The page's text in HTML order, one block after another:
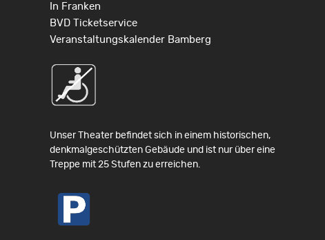
In Franken
BVD Ticketservice
Veranstaltungskalender Bamberg
Unser Theater befindet sich in einem historischen,
denkmalgeschützten Gebäude und ist nur über eine
Treppe mit 25 Stufen zu erreichen.